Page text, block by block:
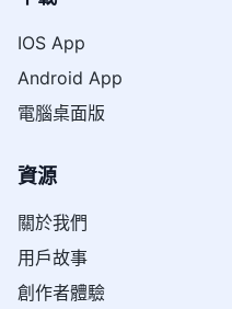
IOS App
Android App
電腦桌面版
資源
關於我們
用戶故事
創作者體驗